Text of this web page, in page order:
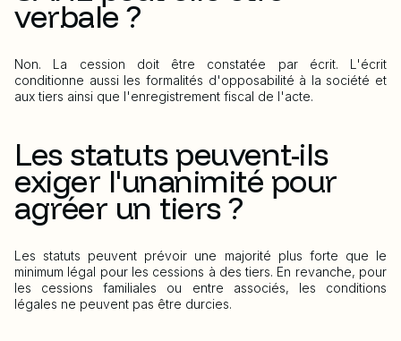
verbale ?
Non. La cession doit être constatée par écrit. L'écrit
conditionne aussi les formalités d'opposabilité à la société et
aux tiers ainsi que l'enregistrement fiscal de l'acte.
Les statuts peuvent-ils
exiger l'unanimité pour
agréer un tiers ?
Les statuts peuvent prévoir une majorité plus forte que le
minimum légal pour les cessions à des tiers. En revanche, pour
les cessions familiales ou entre associés, les conditions
légales ne peuvent pas être durcies.